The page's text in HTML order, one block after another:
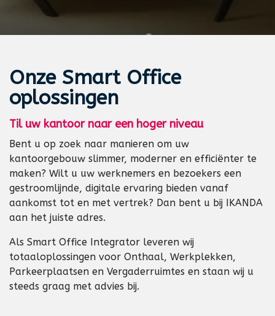
Onze Smart Office
oplossingen
Til uw kantoor naar een hoger niveau
Bent u op zoek naar manieren om uw
kantoorgebouw slimmer, moderner en efficiënter te
maken? Wilt u uw werknemers en bezoekers een
gestroomlijnde, digitale ervaring bieden vanaf
aankomst tot en met vertrek? Dan bent u bij IKANDA
aan het juiste adres.
Als Smart Office Integrator leveren wij
totaaloplossingen voor Onthaal, Werkplekken,
Parkeerplaatsen en Vergaderruimtes en staan wij u
steeds graag met advies bij.